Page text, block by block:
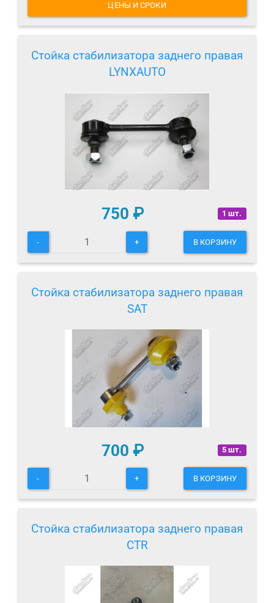
ЦЕНЫ И СРОКИ
Стойка стабилизатора заднего правая
LYNXAUTO
1 шт.
750 ₽
- + В КОРЗИНУ
Стойка стабилизатора заднего правая
SAT
5 шт.
700 ₽
- + В КОРЗИНУ
Стойка стабилизатора заднего правая
CTR